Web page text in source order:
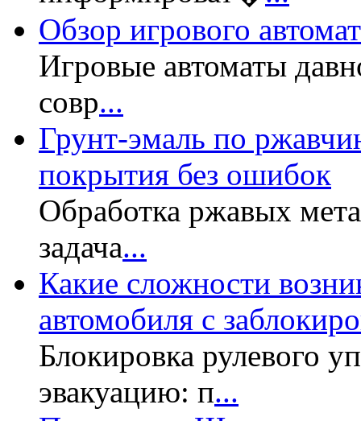
Обзор игрового
Игровые автоматы
совр...
Грунт-эмаль по
покрытия без ошибок
Обработка ржавых
задача...
Какие сложности
автомобиля с
Блокировка рулевого
эвакуацию: п...